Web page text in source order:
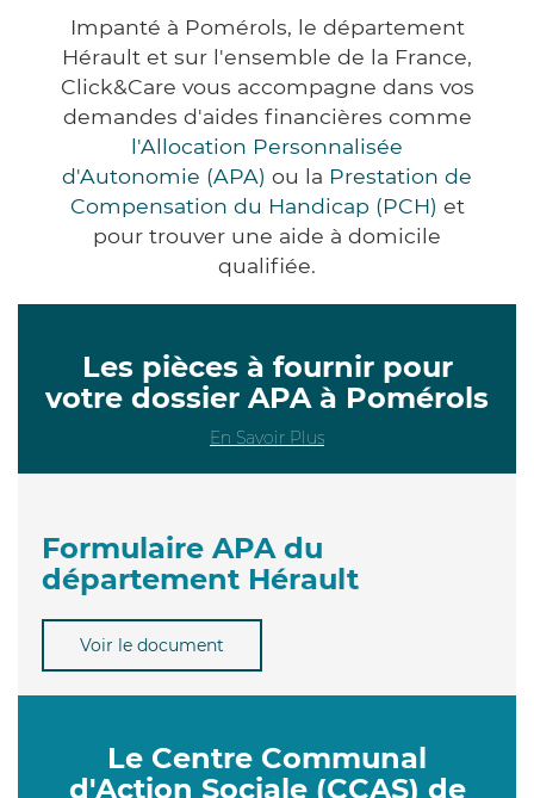
Impanté à Pomérols, le département
Hérault et sur l'ensemble de la France,
Click&Care vous accompagne dans vos
demandes d'aides financières comme
l'Allocation Personnalisée
d'Autonomie (APA) ou la Prestation de
Compensation du Handicap (PCH) et
pour trouver une aide à domicile
qualifiée.
Les pièces à fournir pour
votre dossier APA à Pomérols
En Savoir Plus
Formulaire APA du
département Hérault
Voir le document
Le Centre Communal
d'Action Sociale (CCAS) de